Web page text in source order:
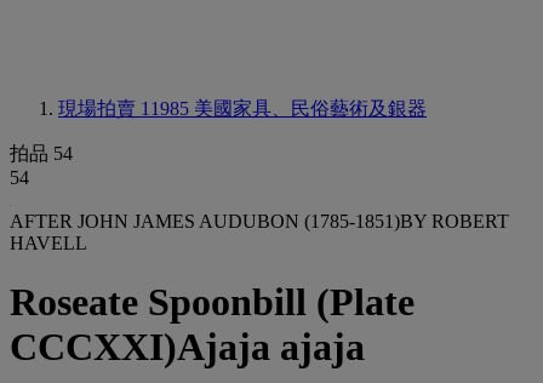
現場拍賣 11985 美國家具、民俗藝術及銀器
拍品 54
54
AFTER JOHN JAMES AUDUBON (1785-1851)BY ROBERT
HAVELL
Roseate Spoonbill (Plate
CCCXXI)Ajaja ajaja